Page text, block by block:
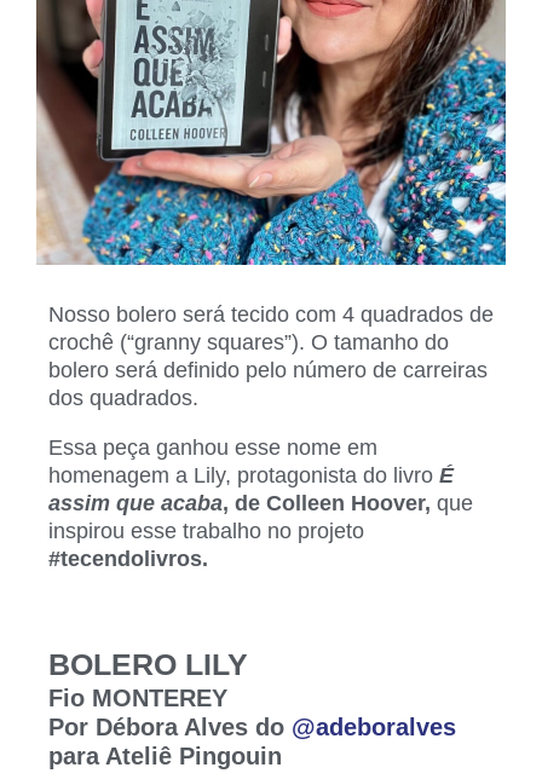
Nosso bolero será tecido com 4 quadrados de
crochê (“granny squares”). O tamanho do
bolero será definido pelo número de carreiras
dos quadrados.
Essa peça ganhou esse nome em
homenagem a Lily, protagonista do livro É
assim que acaba, de Colleen Hoover, que
inspirou esse trabalho no projeto
#tecendolivros.
BOLERO LILY
Fio MONTEREY
Por Débora Alves do @adeboralves
para Ateliê Pingouin